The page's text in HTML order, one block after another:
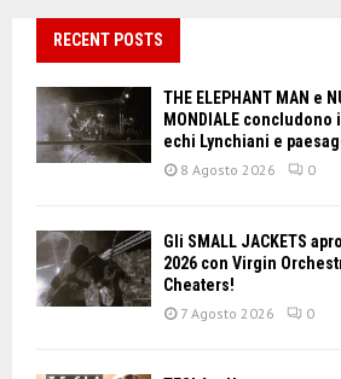
RECENT POSTS
THE ELEPHANT MAN e
MONDIALE
echi Lynchiani e
8 Agosto 2026 0
Gli SMALL JACKETS
2026 con Virgin
Cheaters!
7 Agosto 2026 0